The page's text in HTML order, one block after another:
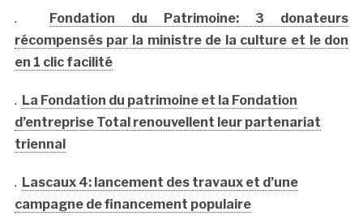
. Fondation du Patrimoine: 3 donateurs
récompensés par la ministre de la culture et le don
en 1 clic facilité
. La Fondation du patrimoine et la Fondation
d’entreprise Total renouvellent leur partenariat
triennal
. Lascaux 4: lancement des travaux et d’une
campagne de financement populaire